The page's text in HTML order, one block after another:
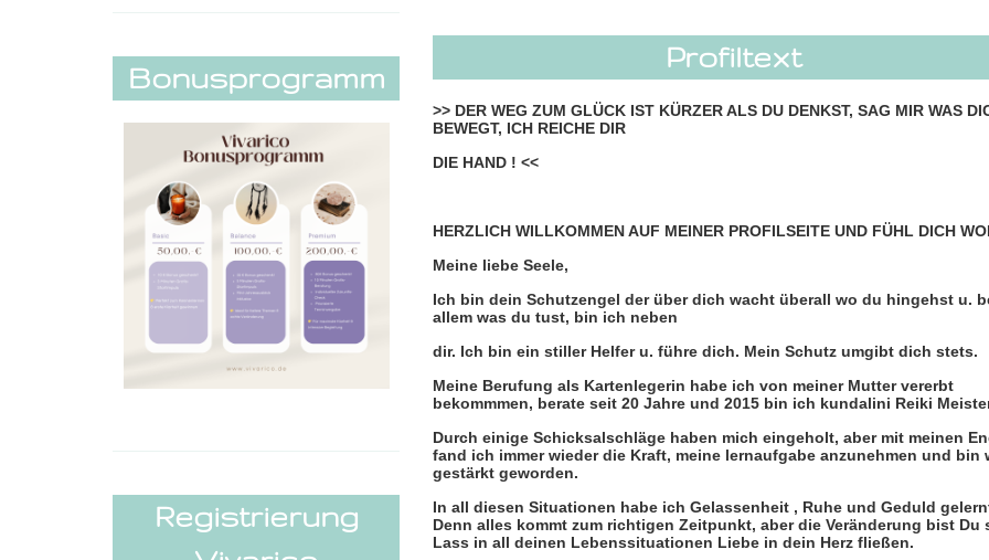
Bonusprogramm
Registrierung
Profiltext
>> DER WEG ZUM GLÜCK IST KÜRZER ALS DU DENKST, SAG MIR WAS
BEWEGT, ICH REICHE DIR
DIE HAND ! <<
HERZLICH WILLKOMMEN AUF MEINER PROFILSEITE UND FÜHL DICH
Meine liebe Seele,
Ich bin dein Schutzengel der über dich wacht überall wo du hingehst u.
allem was du tust, bin ich neben
dir. Ich bin ein stiller Helfer u. führe dich. Mein Schutz umgibt dich stets.
Meine Berufung als Kartenlegerin habe ich von meiner Mutter vererbt
bekommmen, berate seit 20 Jahre und 2015 bin ich kundalini Reiki
Durch einige Schicksalschläge haben mich eingeholt, aber mit meinen
fand ich immer wieder die Kraft, meine lernaufgabe anzunehmen und bin
gestärkt geworden.
In all diesen Situationen habe ich Gelassenheit , Ruhe und Geduld
Denn alles kommt zum richtigen Zeitpunkt, aber die Veränderung bist Du
Lass in all deinen Lebenssituationen Liebe in dein Herz fließen.